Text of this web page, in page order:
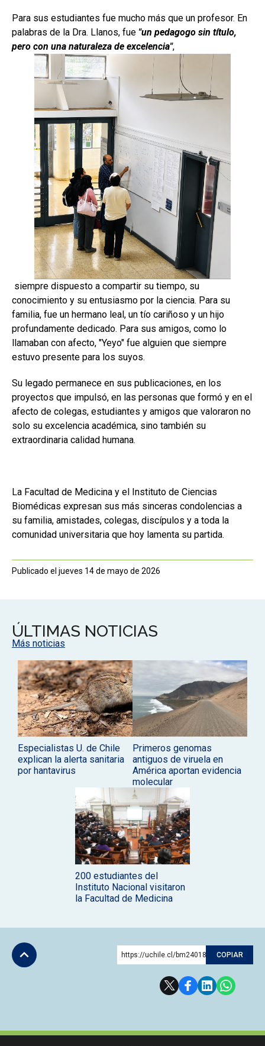
Para sus estudiantes fue mucho más que un profesor. En
palabras de la Dra. Llanos, fue "un pedagogo sin título,
pero con una naturaleza de excelencia",
siempre dispuesto a compartir su tiempo, su
conocimiento y su entusiasmo por la ciencia. Para su
familia, fue un hermano leal, un tío cariñoso y un hijo
profundamente dedicado. Para sus amigos, como lo
llamaban con afecto, "Yeyo" fue alguien que siempre
estuvo presente para los suyos.
Su legado permanece en sus publicaciones, en los
proyectos que impulsó, en las personas que formó y en el
afecto de colegas, estudiantes y amigos que valoraron no
solo su excelencia académica, sino también su
extraordinaria calidad humana.
La Facultad de Medicina y el Instituto de Ciencias
Biomédicas expresan sus más sinceras condolencias a
su familia, amistades, colegas, discípulos y a toda la
comunidad universitaria que hoy lamenta su partida.
Publicado el jueves 14 de mayo de 2026
ÚLTIMAS NOTICIAS
Más noticias
Especialistas U. de Chile
explican la alerta sanitaria
por hantavirus
Primeros genomas
antiguos de viruela en
América aportan evidencia
molecular
200 estudiantes del
Instituto Nacional visitaron
la Facultad de Medicina
https://uchile.cl/bm240183 COPIAR